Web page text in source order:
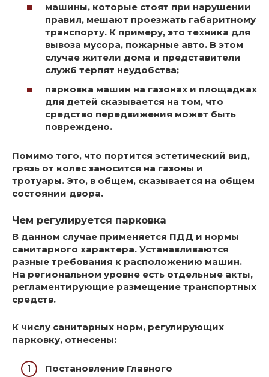
машины, которые стоят при нарушении
правил, мешают проезжать габаритному
транспорту. К примеру, это техника для
вывоза мусора, пожарные авто. В этом
случае жители дома и представители
служб терпят неудобства;
парковка машин на газонах и площадках
для детей сказывается на том, что
средство передвижения может быть
повреждено.
Помимо того, что портится эстетический вид,
грязь от колес заносится на газоны и
тротуары. Это, в общем, сказывается на общем
состоянии двора.
Чем регулируется парковка
В данном случае применяется ПДД и нормы
санитарного характера. Устанавливаются
разные требования к расположению машин.
На региональном уровне есть отдельные акты,
регламентирующие размещение транспортных
средств.
К числу санитарных норм, регулирующих
парковку, отнесены:
Постановление Главного